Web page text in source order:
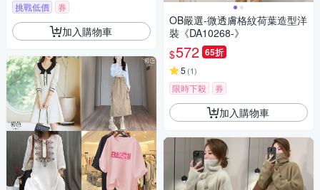
挑戰低價 券
加入購物車
OB嚴選-微透膚格紋荷葉造型洋
裝《DA10268-》
$572 65折
5 (1)
限時下殺 券
加入購物車